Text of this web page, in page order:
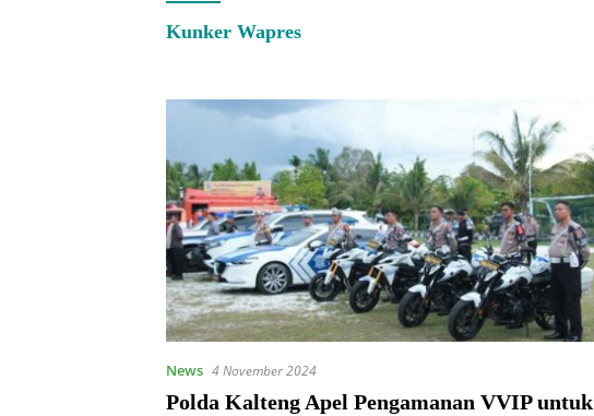
Kunker Wapres
News 4 November 2024
Polda Kalteng Apel Pengamanan VVIP untuk